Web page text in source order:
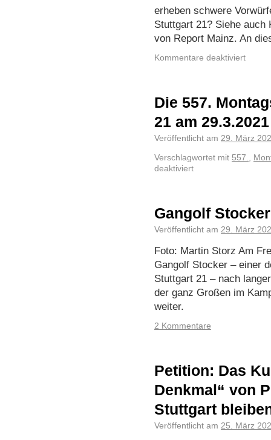
erheben schwere
Stuttgart 21? Siehe
von Report Mainz. An
Kommentare deaktiviert
Die 557.
21 am
Veröffentlicht am 29. März
Verschlagwortet mit 557.,
deaktiviert
Gangolf
Veröffentlicht am 29. März
Foto: Martin Storz Am
Gangolf Stocker – einer
Stuttgart 21 – nach
der ganz Großen im
weiter.
2 Kommentare
Petition: Das
Denkmal“ von
Stuttgart
Veröffentlicht am 25. März